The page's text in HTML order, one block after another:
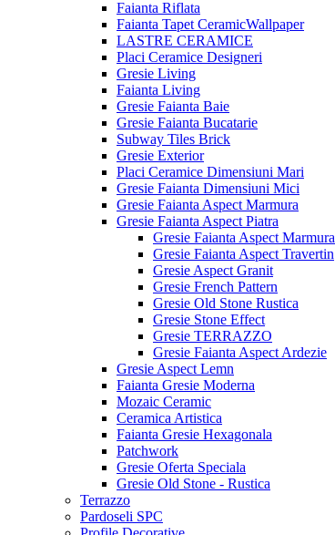
Faianta Riflata
Faianta Tapet CeramicWallpaper
LASTRE CERAMICE
Placi Ceramice Designeri
Gresie Living
Faianta Living
Gresie Faianta Baie
Gresie Faianta Bucatarie
Subway Tiles Brick
Gresie Exterior
Placi Ceramice Dimensiuni Mari
Gresie Faianta Dimensiuni Mici
Gresie Faianta Aspect Marmura
Gresie Faianta Aspect Piatra
Gresie Faianta Aspect Marmura
Gresie Faianta Aspect Travertin
Gresie Aspect Granit
Gresie French Pattern
Gresie Old Stone Rustica
Gresie Stone Effect
Gresie TERRAZZO
Gresie Faianta Aspect Ardezie
Gresie Aspect Lemn
Faianta Gresie Moderna
Mozaic Ceramic
Ceramica Artistica
Faianta Gresie Hexagonala
Patchwork
Gresie Oferta Speciala
Gresie Old Stone - Rustica
Terrazzo
Pardoseli SPC